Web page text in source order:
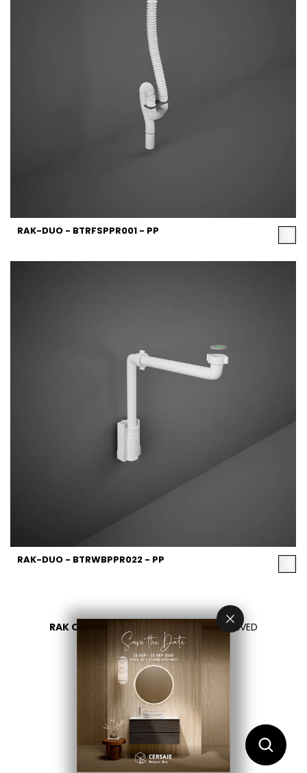
RAK-DUO - BTRFSPPR001 - PP
RAK-DUO - BTRWBPPR022 - PP
RAK CERAMICS 2026 - ALL RIGHTS RESERVED
PRIVACY
CONTACT US
اختر بلدك
AR
EN FR